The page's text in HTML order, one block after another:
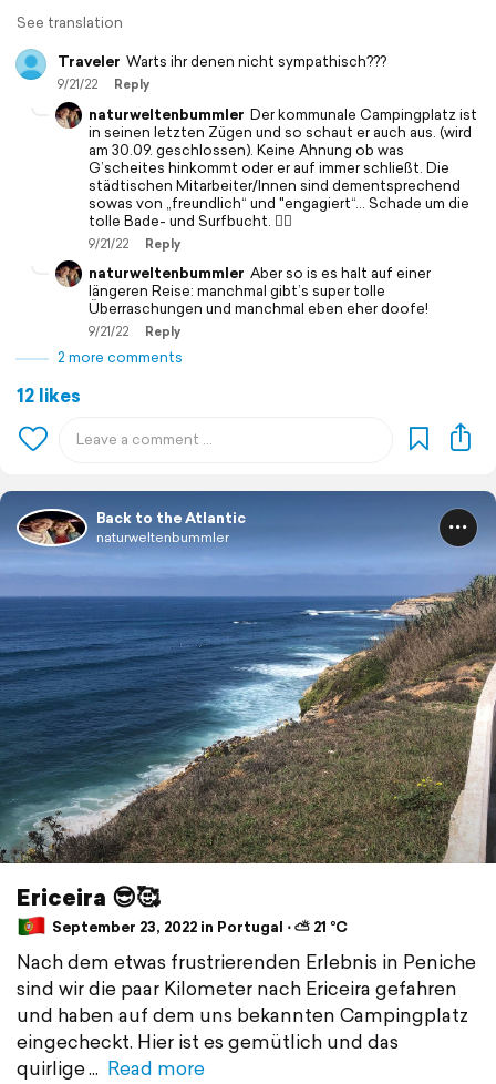
See translation
Traveler Warts ihr denen nicht sympathisch???
9/21/22 Reply
naturweltenbummler Der kommunale Campingplatz ist
in seinen letzten Zügen und so schaut er auch aus. (wird
am 30.09. geschlossen). Keine Ahnung ob was
G’scheites hinkommt oder er auf immer schließt. Die
städtischen Mitarbeiter/Innen sind dementsprechend
sowas von „freundlich“ und "engagiert“… Schade um die
tolle Bade- und Surfbucht. 🤷‍♀️
9/21/22 Reply
naturweltenbummler Aber so is es halt auf einer
längeren Reise: manchmal gibt’s super tolle
Überraschungen und manchmal eben eher doofe!
9/21/22 Reply
2 more comments
12 likes
Back to the Atlantic
naturweltenbummler
Ericeira 😎🥰
September 23, 2022 in Portugal ⋅ ⛅ 21 °C
Nach dem etwas frustrierenden Erlebnis in Peniche
sind wir die paar Kilometer nach Ericeira gefahren
und haben auf dem uns bekannten Campingplatz
eingecheckt. Hier ist es gemütlich und das
quirlige
Read more